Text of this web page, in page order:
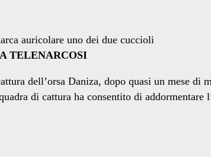
auricolare uno dei due cuccioli
TELENARCOSI
dell’orsa Daniza, dopo quasi un mese
di cattura ha consentito di addormentare